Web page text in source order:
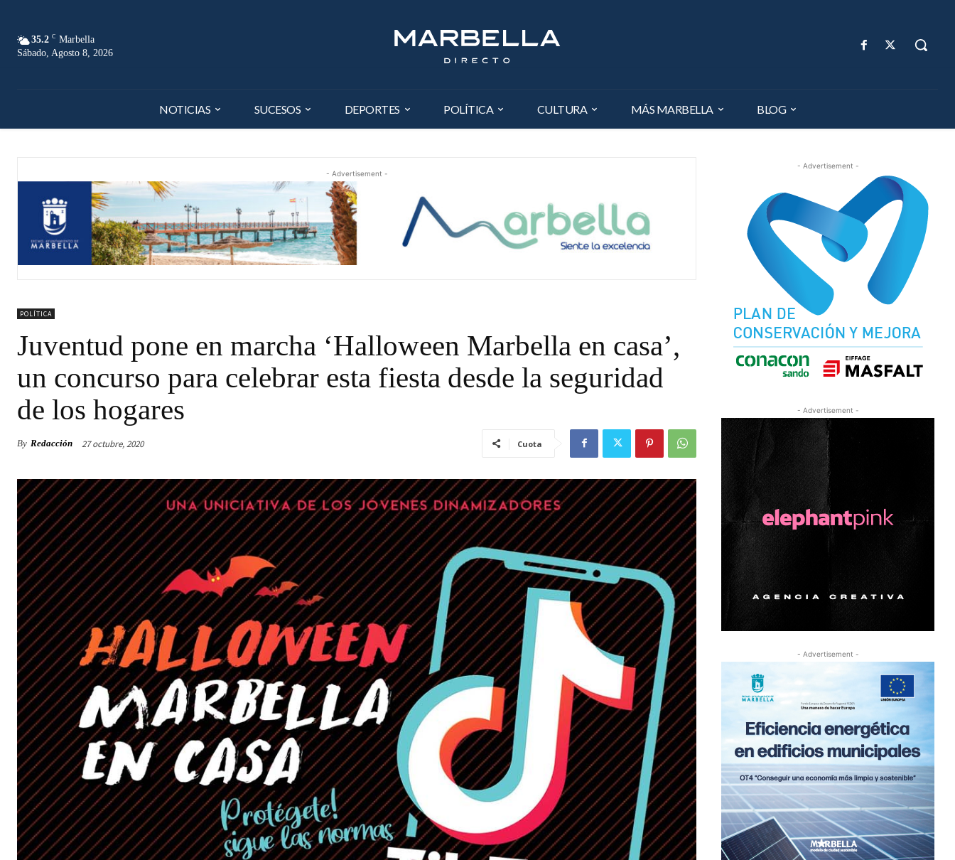
35.2 C Marbella
Sábado, Agosto 8, 2026
NOTICIAS SUCESOS DEPORTES POLÍTICA CULTURA MÁS MARBELLA BLOG
- Advertisement -
POLÍTICA
Juventud pone en marcha ‘Halloween Marbella en casa’,
un concurso para celebrar esta fiesta desde la seguridad
de los hogares
By Redacción 27 octubre, 2020 Cuota
- Advertisement -
- Advertisement -
- Advertisement -